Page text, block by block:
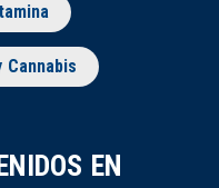
Cannabis
EN